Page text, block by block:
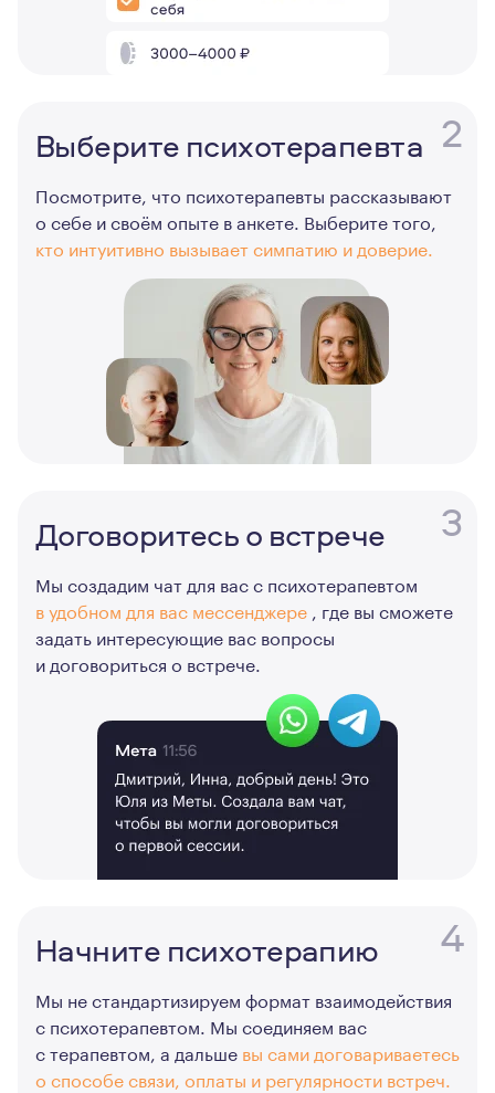
2
Выберите психотерапевта
Посмотрите, что психотерапевты рассказывают
о себе и своём опыте в анкете. Выберите того,
кто интуитивно вызывает симпатию и доверие.
3
Договоритесь о встрече
Мы создадим чат для вас с психотерапевтом
в удобном для вас мессенджере , где вы сможете
задать интересующие вас вопросы
и договориться о встрече.
4
Начните психотерапию
Мы не стандартизируем формат взаимодействия
с психотерапевтом. Мы соединяем вас
с терапевтом, а дальше вы сами договариваетесь
о способе связи, оплаты и регулярности встреч.